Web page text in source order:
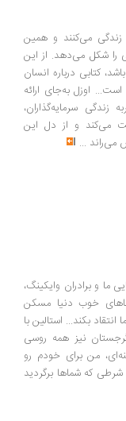
می‌کنند و همین
را شکل می‌دهد. از این
کتابی درباره انسان
اوزل به‌جای ارائه
سرمایه‌گذاران،
می‌کند و از دل این
می‌راند ...
ما و برادران وایکینگ،
جاهای خوب دنیا مسکن
بکند... استالین با
نیز همه روسی
من برای خودم رو
شرطی که شماها برگردید